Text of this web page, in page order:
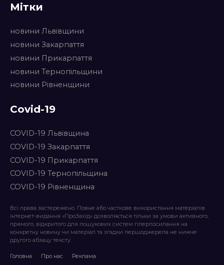
Мітки
новини Львівщини
новини Закарпаття
новини Прикарпаття
новини Тернопільщини
новини Рівненщини
Covid-19
COVID-19 Львівщина
COVID-19 Закарпаття
COVID-19 Прикарпаття
COVID-19 Тернопільщина
COVID-19 Рівненщина
Всі права застережено. Повне або часткове використання матеріалів
інтернет-видання «ПроЗахід» дозволяється тільки за умови активного,
прямого, відкритого для пошукових систем гіперпосилання на
конкретну новину чи матеріал та згадки першоджерела не нижче
другого абзацу тексту.
Головна Про нас Реклама